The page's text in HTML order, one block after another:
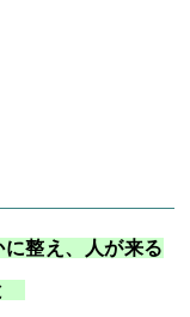
整え、人が来る